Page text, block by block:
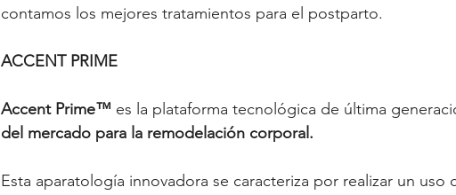
contamos los mejores tratamientos para el postparto.
ACCENT PRIME
Accent Prime™ es la plataforma tecnológica de última
del mercado para la remodelación corporal.
Esta aparatología innovadora se caracteriza por realizar un uso